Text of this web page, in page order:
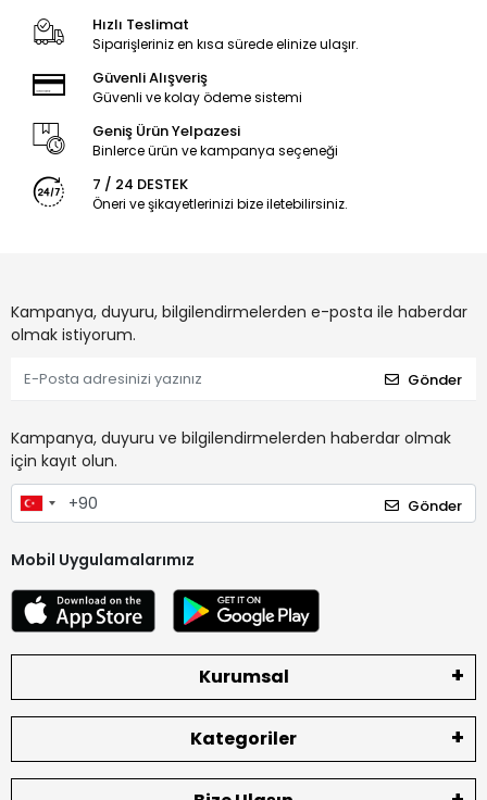
Hızlı Teslimat
Siparişleriniz en kısa sürede elinize ulaşır.
Güvenli Alışveriş
Güvenli ve kolay ödeme sistemi
Geniş Ürün Yelpazesi
Binlerce ürün ve kampanya seçeneği
7 / 24 DESTEK
Öneri ve şikayetlerinizi bize iletebilirsiniz.
Kampanya, duyuru, bilgilendirmelerden e-posta ile haberdar
olmak istiyorum.
Gönder
Kampanya, duyuru ve bilgilendirmelerden haberdar olmak
için kayıt olun.
Gönder
Mobil Uygulamalarımız
Kurumsal
Kategoriler